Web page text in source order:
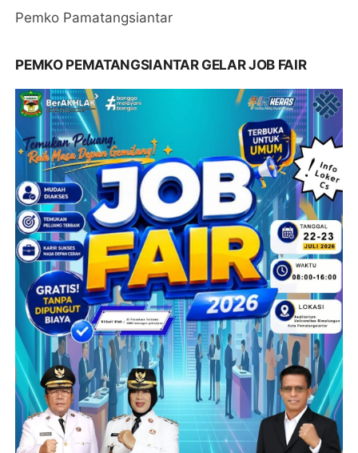
Pemko Pamatangsiantar
PEMKO PEMATANGSIANTAR GELAR JOB FAIR